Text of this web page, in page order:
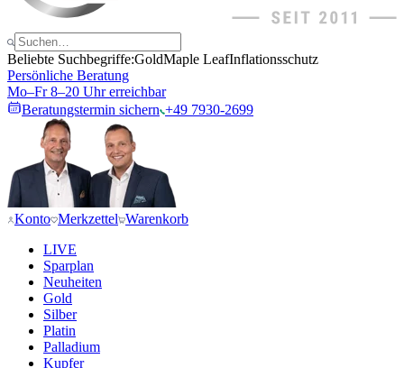
Beliebte Suchbegriffe:GoldMaple LeafInflationsschutz
Persönliche Beratung
Mo–Fr 8–20 Uhr erreichbar
Beratungstermin sichern +49 7930-2699
Konto Merkzettel Warenkorb
LIVE
Sparplan
Neuheiten
Gold
Silber
Platin
Palladium
Kupfer